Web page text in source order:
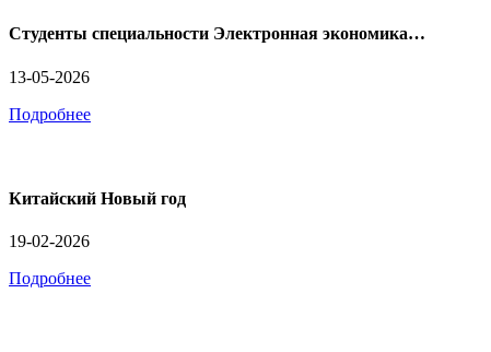
Студенты специальности Электронная экономика…
13-05-2026
Подробнее
Китайский Новый год
19-02-2026
Подробнее